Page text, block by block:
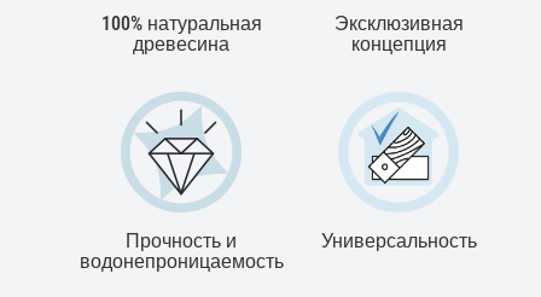
100% натуральная
древесина
Эксклюзивная
концепция
Прочность и
водонепроницаемость
Универсальность